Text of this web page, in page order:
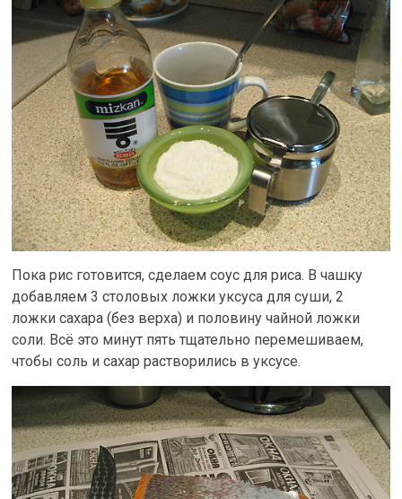
Пока рис готовится, сделаем соус для риса. В чашку
добавляем 3 столовых ложки уксуса для суши, 2
ложки сахара (без верха) и половину чайной ложки
соли. Всё это минут пять тщательно перемешиваем,
чтобы соль и сахар растворились в уксусе.